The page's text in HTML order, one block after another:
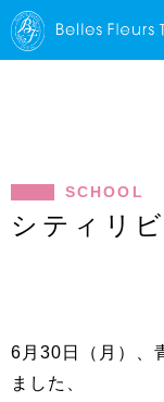
SCHOOL
シティリ
6月30日（月）、
ました、